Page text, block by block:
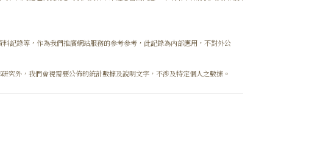
記錄等，作為我們推廣網站服務的參考參考，此記錄為內部應用，不對外公
究外，我們會視需要公佈的統計數據及說明文字，不涉及特定個人之數據。